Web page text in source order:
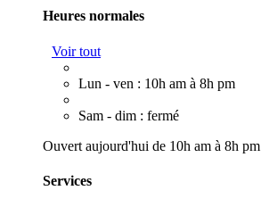
Heures normales
Voir tout
Lun - ven : 10h am à 8h pm
Sam - dim : fermé
Ouvert aujourd'hui de 10h am à 8h pm
Services